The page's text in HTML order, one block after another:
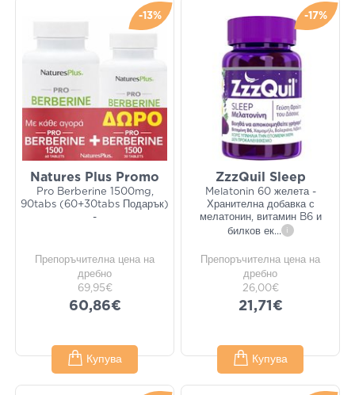
-13%
Natures Plus Promo
Pro Berberine 1500mg,
90tabs (60+30tabs Подарък)
-
Препоръчителна цена на
дребно
69,95€
60,86€
Купува
-17%
ZzzQuil Sleep
Melatonin 60 желета -
Хранителна добавка с
мелатонин, витамин B6 и
билков ек... i
Препоръчителна цена на
дребно
26,00€
21,71€
Купува